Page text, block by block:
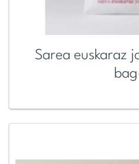
Sarea euskaraz